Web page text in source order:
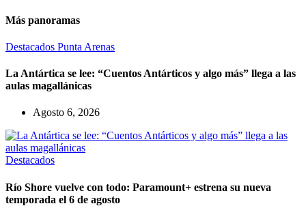
Más panoramas
Destacados Punta Arenas
La Antártica se lee: “Cuentos Antárticos y algo más” llega a las
aulas magallánicas
Agosto 6, 2026
Destacados
Río Shore vuelve con todo: Paramount+ estrena su nueva
temporada el 6 de agosto